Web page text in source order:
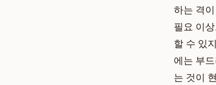
하는 격
필요 이
할 수 있
에는 부
는 것이